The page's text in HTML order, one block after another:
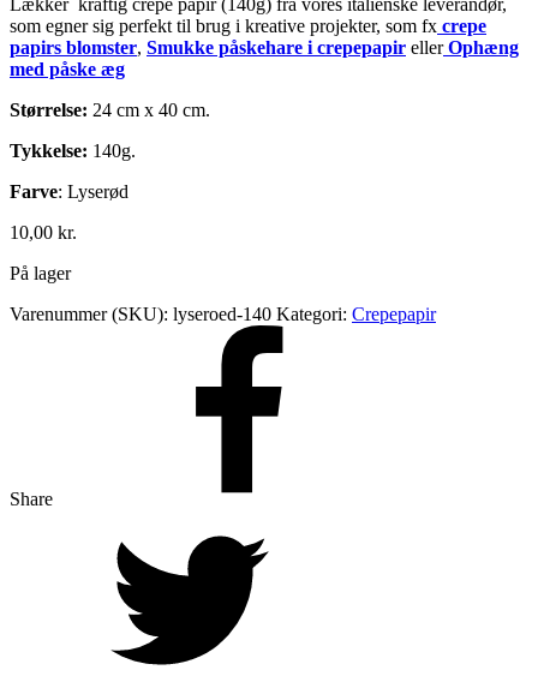
som egner sig perfekt til brug i kreative projekter, som fx crepe
papirs blomster, Smukke påskehare i crepepapir ellerOphæng
med påske æg
Størrelse: 24 cm x 40 cm.
Tykkelse: 140g.
Farve: Lyserød
10,00 kr.
På lager
Varenummer (SKU): lyseroed-140 Kategori: Crepepapir
Share